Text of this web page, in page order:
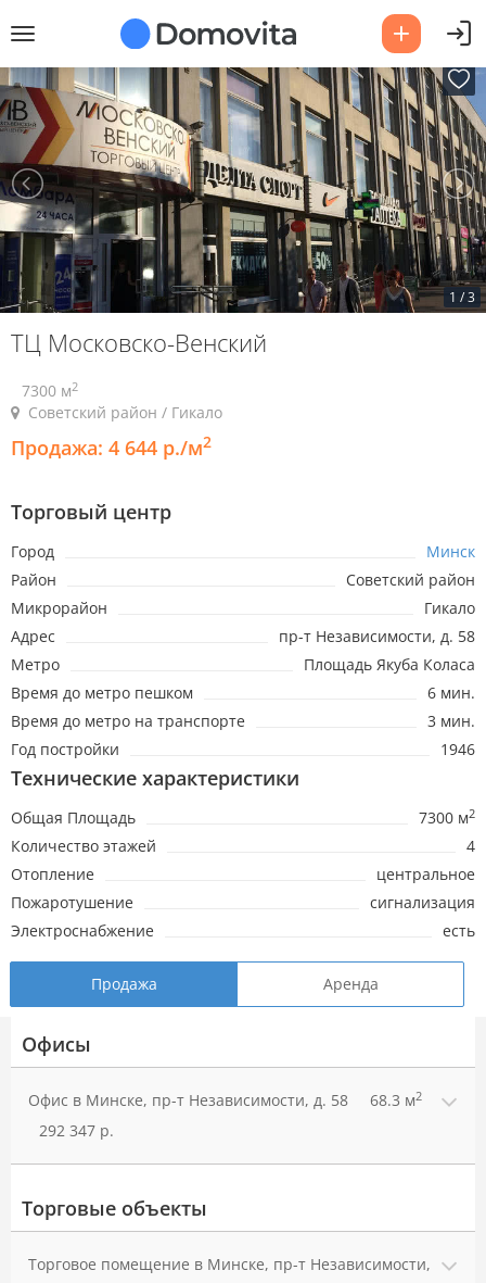
1 /3
ТЦ Московско-Венский
7300 м2
Советский район / Гикало
Продажа: 4 644 р./м2
Торговый центр
Город
Минск
Район
Советский район
Микрорайон
Гикало
Адрес
пр-т Независимости, д. 58
Метро
Площадь Якуба Коласа
Время до метро пешком
6 мин.
Время до метро на транспорте
3 мин.
Год постройки
1946
Технические характеристики
Общая Площадь 7300 м2
Количество этажей
4
Отопление
центральное
Пожаротушение
сигнализация
Электроснабжение
есть
Продажа Аренда
Офисы
Офис в Минске, пр-т Независимости, д. 58 68.3 м2
292 347 р.
Торговые объекты
Торговое помещение в Минске, пр-т Независимости,